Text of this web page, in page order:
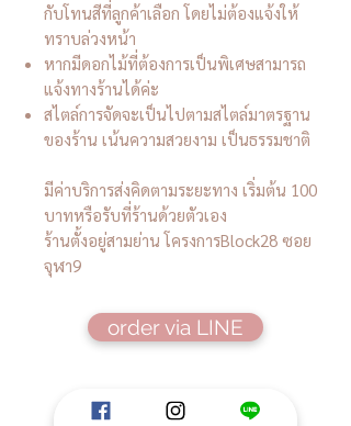
กับโทนสีที่ลูกค้าเลือก โดยไม่ต้องแจ้งให้
ทราบล่วงหน้า
หากมีดอกไม้ที่ต้องการเป็นพิเศษสามารถ
แจ้งทางร้านได้ค่ะ
สไตล์การจัดจะเป็นไปตามสไตล์มาตรฐาน
ของร้าน เน้นความสวยงาม เป็นธรรมชาติ
มีค่าบริการส่งคิดตามระยะทาง เริ่มต้น 100
บาทหรือรับที่ร้านด้วยตัวเอง
ร้านตั้งอยู่สามย่าน โครงการBlock28 ซอย
จุฬา9
order via LINE